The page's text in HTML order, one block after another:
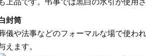
封筒
儀や法事などのフォーマルな場で使わ
えます。